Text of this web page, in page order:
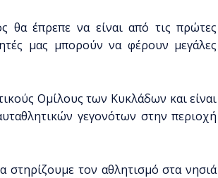
θα έπρεπε να είναι από τις πρώτες
μας μπορούν να φέρουν μεγάλες
Ομίλους των Κυκλάδων και είναι
γεγονότων στην περιοχή
τον αθλητισμό στα νησιά